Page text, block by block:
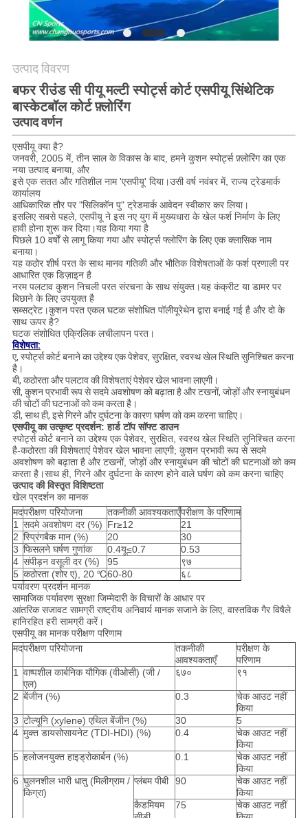
उत्पाद विवरण
बफर रीउंड सी पीयू मल्टी स्पोर्ट्स कोर्ट एसपीयू सिंथेटिक
बास्केटबॉल कोर्ट फ़्लोरिंग
उत्पाद वर्णन
एसपीयू क्या है?
जनवरी, 2005 में, तीन साल के विकास के बाद, हमने कुशन स्पोर्ट्स फ़्लोरिंग का एक
नया उत्पाद बनाया, और
इसे एक सतत और गतिशील नाम 'एसपीयू' दिया।उसी वर्ष नवंबर में, राज्य ट्रेडमार्क
कार्यालय
आधिकारिक तौर पर "सिलिकॉन पु" ट्रेडमार्क आवेदन स्वीकार कर लिया।
इसलिए सबसे पहले, एसपीयू ने इस नए युग में मुख्यधारा के खेल फर्श निर्माण के लिए
हावी होना शुरू कर दिया।यह किया गया है
पिछले 10 वर्षों से लागू किया गया और स्पोर्ट्स फ्लोरिंग के लिए एक क्लासिक नाम
बनाया।
यह कठोर शीर्ष परत के साथ मानव गतिकी और भौतिक विशेषताओं के फर्श प्रणाली पर
आधारित एक डिज़ाइन है
नरम पलटाव कुशन निचली परत संरचना के साथ संयुक्त।यह कंक्रीट या डामर पर
बिछाने के लिए उपयुक्त है
सब्सट्रेट।कुशन परत एकल घटक संशोधित पॉलीयूरेथेन द्वारा बनाई गई है और दो के
साथ ऊपर है?
घटक संशोधित एक्रिलिक लचीलापन परत।
विशेषता:
ए, स्पोर्ट्स कोर्ट बनाने का उद्देश्य एक पेशेवर, सुरक्षित, स्वस्थ खेल स्थिति सुनिश्चित करना
है।
बी, कठोरता और पलटाव की विशेषताएं पेशेवर खेल भावना लाएगी।
सी, कुशन प्रभावी रूप से सदमे अवशोषण को बढ़ाता है और टखनों, जोड़ों और स्नायुबंधन
की चोटों की घटनाओं को कम करता है।
डी, साथ ही, इसे गिरने और दुर्घटना के कारण घर्षण को कम करना चाहिए।
एसपीयू का उत्कृष्ट प्रदर्शन: हार्ड टॉप सॉफ्ट डाउन
स्पोर्ट्स कोर्ट बनाने का उद्देश्य एक पेशेवर, सुरक्षित, स्वस्थ खेल स्थिति सुनिश्चित करना
है-कठोरता की विशेषताएं पेशेवर खेल भावना लाएगी; कुशन प्रभावी रूप से सदमे
अवशोषण को बढ़ाता है और टखनों, जोड़ों और स्नायुबंधन की चोटों की घटनाओं को कम
करता है।साथ ही, गिरने और दुर्घटना के कारण होने वाले घर्षण को कम करना चाहिए
उत्पाद की विस्तृत विशिष्टता
खेल प्रदर्शन का मानक
मदपरीक्षण परियोजना तकनीकी आवश्यकताएँपरीक्षण के परिणाम
1 सदमे अवशोषण दर (%) Fr≥12
21
2 स्प्रिंगबैक मान (%) 20
30
3 फिसलने घर्षण गुणांक 0.4यू≤0.7
0.53
4 संपीड़न वसूली दर (%) 95
९७
5 कठोरता (शोर ए), 20 ℃60-80
६८
पर्यावरण प्रदर्शन मानक
सामाजिक पर्यावरण सुरक्षा जिम्मेदारी के विचारों के आधार पर
आंतरिक सजावट सामग्री राष्ट्रीय अनिवार्य मानक सजाने के लिए, वास्तविक गैर विषैले
हानिरहित हरी सामग्री करें।
एसपीयू का मानक परीक्षण परिणाम
मदपरीक्षण परियोजना
तकनीकी
आवश्यकताएँ
परीक्षण के
परिणाम
1 वाष्पशील कार्बनिक यौगिक (वीओसी) (जी /
एल)
६७० ९१
2 बेंजीन (%) 0.3
चेक आउट नहीं
किया
3 टोल्यूनि (xylene) एथिल बेंजीन (%) 30
5
4 मुक्त डायसोसायनेट (TDI-HDI) (%) 0.4
चेक आउट नहीं
किया
5 हलोजनयुक्त हाइड्रोकार्बन (%) 0.1
चेक आउट नहीं
किया
6 घुलनशील भारी धातु (मिलीग्राम /
किग्रा)
प्लंबम पीबी 90
चेक आउट नहीं
किया
कैडमियम
75
चेक आउट नहीं